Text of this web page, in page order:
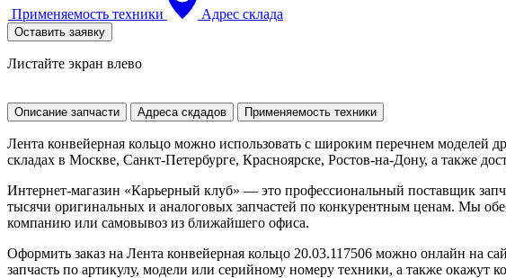
Применяемость техники Адрес склада
Оставить заявку
Листайте экран влево
Описание запчасти Адреса скдадов Применяемость техники
Лента конвейерная кольцо можно использовать с широким перечнем моделей
складах в Москве, Санкт-Петербурге, Красноярске, Ростов-на-Дону, а также
Интернет-магазин «Карьерный клуб» — это профессиональный поставщик
тысячи оригинальных и аналоговых запчастей по конкурентным ценам. Мы
компанию или самовывоз из ближайшего офиса.
Оформить заказ на Лента конвейерная кольцо 20.03.117506 можно онлайн на
запчасть по артикулу, модели или серийному номеру техники, а также окажут